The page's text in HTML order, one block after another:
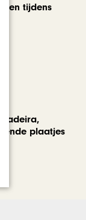
tijdens
plaatjes